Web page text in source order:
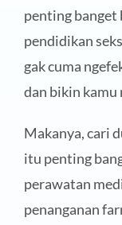
penting banget
pendidikan
gak cuma
dan bikin kamu
Makanya, cari
itu penting
perawatan
penanganan